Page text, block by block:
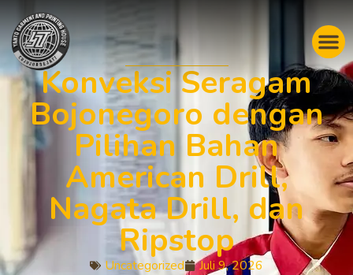
Konveksi Seragam
Bojonegoro dengan
Pilihan Bahan
American Drill,
Nagata Drill, dan
Ripstop
Uncategorized Juli 9, 2026